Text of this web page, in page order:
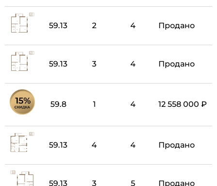
59.13 2 4 Продано
59.13 3 4 Продано
59.8 1 4 12 558 000 ₽
59.13 4 4 Продано
59.13 3 5 Продано